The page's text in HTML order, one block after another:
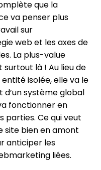
que la
va penser plus
sur
web et les axes de
La plus-value
surtout là ! Au lieu de
isolée, elle va le
système global
fonctionner en
parties. Ce qui veut
site bien en amont
anticiper les
liées.